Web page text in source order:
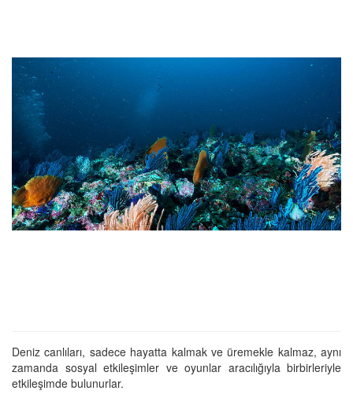
Deniz canlıları, sadece hayatta kalmak ve üremekle kalmaz, aynı
zamanda sosyal etkileşimler ve oyunlar aracılığıyla birbirleriyle
etkileşimde bulunurlar.